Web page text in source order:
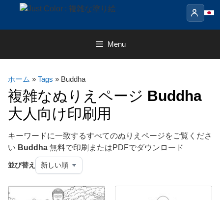
content
Menu
ホーム » Tags » Buddha
複雑なぬりえページ Buddha
大人向け印刷用
キーワードに一致するすべてのぬりえページをご覧くださ
い Buddha 無料で印刷またはPDFでダウンロード
並び替え